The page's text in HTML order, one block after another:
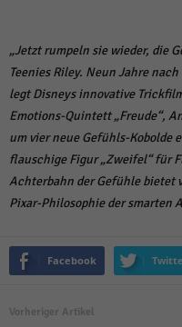
„Jetzt rumpeln sie wieder, die
Teenies Riley. Neun Jahre
legt Disneys innovative
Emotions-Quintett „Freude“,
um vier neue Gefühls-Kobolde
flauschige Figur „Zweifel“ für
Achterbahn der Gefühle bietet
Pixar-Philosophie der smarten
Facebook
Vorheriger Artikel
Alle akzeptieren
Datenschutzeinstellungen
Essenziell (1)
Essenzielle Cookies ermöglichen
einwandfreie Funktion der
Cookie-
Statistik Cookies erfassen